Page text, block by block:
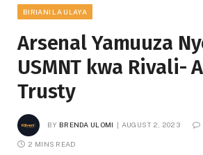
BIRIANI LA ULAYA
Arsenal Yamuuza
USMNT kwa Rivali-
Trusty
BY BRENDA ULOMI AUGUST 2, 2023
2 MINS READ